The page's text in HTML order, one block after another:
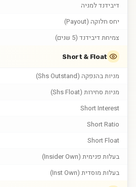
דיבידנד למניה
יחס חלוקה (Payout)
צמיחת דיבידנד (5 שנים)
Short & Float
מניות בהנפקה (Shs Outstand)
מניות סחירות (Shs Float)
Short Interest
Short Ratio
Short Float
בעלות פנימית (Insider Own)
בעלות מוסדית (Inst Own)